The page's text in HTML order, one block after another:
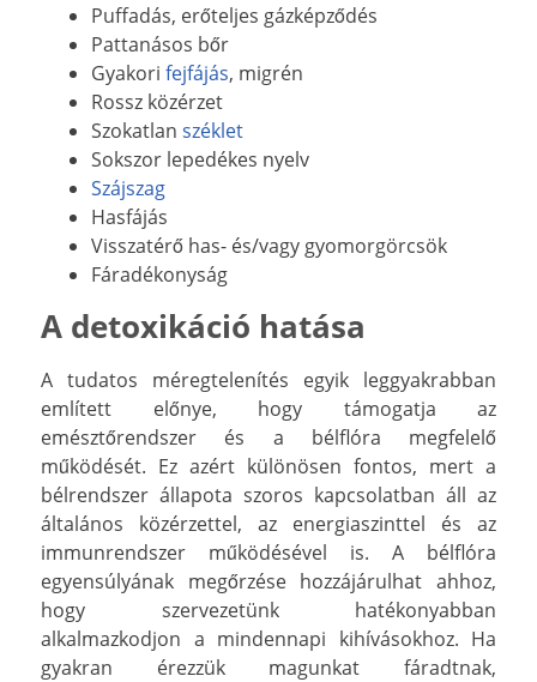
Puffadás, erőteljes gázképződés
Pattanásos bőr
Gyakori fejfájás, migrén
Rossz közérzet
Szokatlan széklet
Sokszor lepedékes nyelv
Szájszag
Hasfájás
Visszatérő has- és/vagy gyomorgörcsök
Fáradékonyság
A detoxikáció hatása
A tudatos méregtelenítés egyik leggyakrabban
említett előnye, hogy támogatja az
emésztőrendszer és a bélflóra megfelelő
működését. Ez azért különösen fontos, mert a
bélrendszer állapota szoros kapcsolatban áll az
általános közérzettel, az energiaszinttel és az
immunrendszer működésével is. A bélflóra
egyensúlyának megőrzése hozzájárulhat ahhoz,
hogy szervezetünk hatékonyabban
alkalmazkodjon a mindennapi kihívásokhoz. Ha
gyakran érezzük magunkat fáradtnak,